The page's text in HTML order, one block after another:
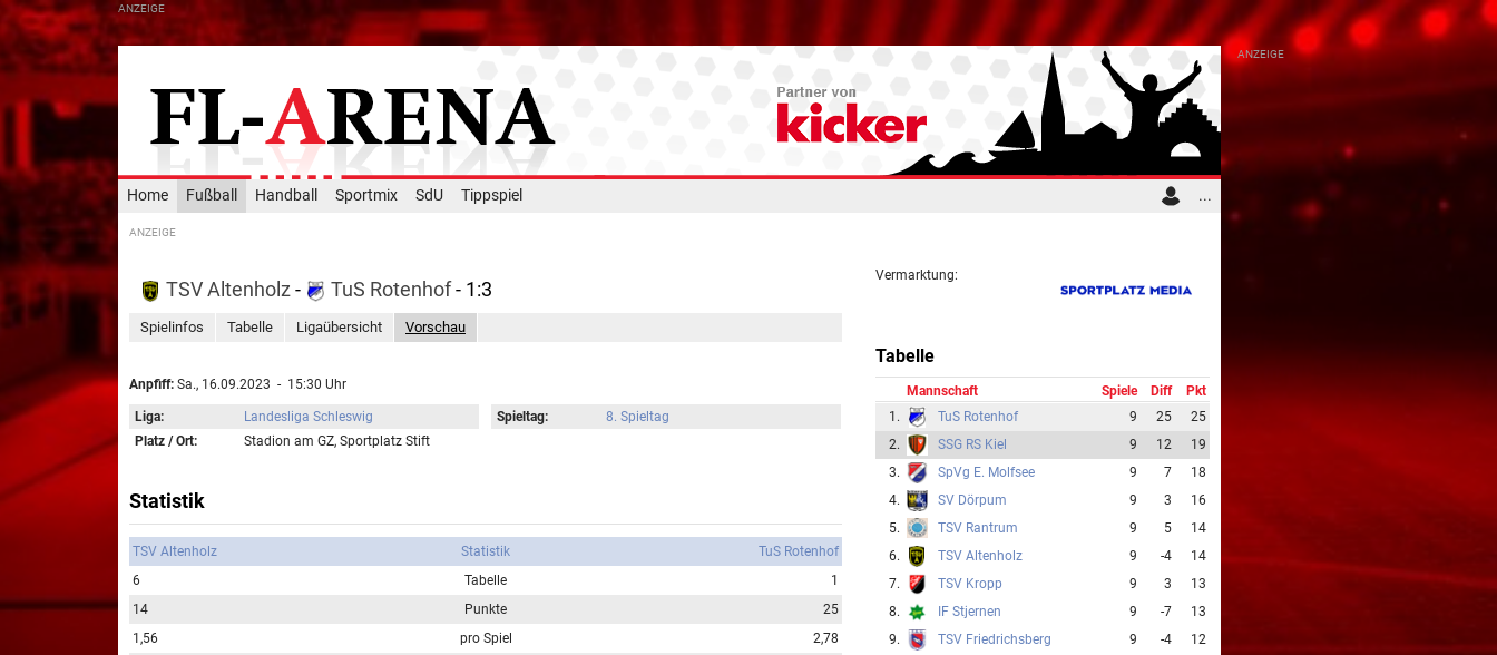
Home Fußball Handball Sportmix SdU Tippspiel ...
TSV Altenholz - TuS Rotenhof- 1:3
Spielinfos Tabelle Ligaübersicht Vorschau
Anpfiff: Sa., 16.09.2023 - 15:30 Uhr
Liga: Landesliga Schleswig Spieltag:
8. Spieltag
Platz / Ort:
Stadion am GZ, Sportplatz Stift
Statistik
TSV Altenholz Statistik
TuS Rotenhof
6
Tabelle
1
14
Punkte
25
1,56
pro Spiel
2,78
Vermarktung:
Tabelle
Mannschaft Spiele Diff
Pkt
1.
TuS Rotenhof 9 25
25
2.
SSG RS Kiel 9 12
19
3.
SpVg E. Molfsee 9 7
18
4.
SV Dörpum 9 3
16
5.
TSV Rantrum 9 5
14
6.
TSV Altenholz 9 -4
14
7.
TSV Kropp 9 3
13
8.
IF Stjernen 9 -7
13
9.
TSV Friedrichsberg 9 -4
12